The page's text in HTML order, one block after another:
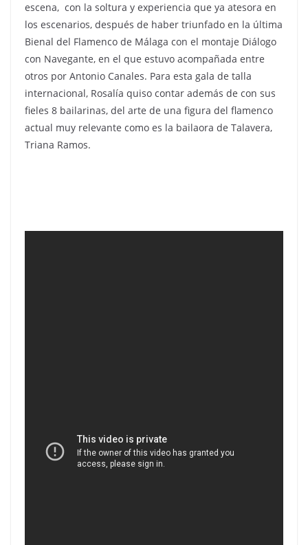
escena, con la soltura y experiencia que ya atesora en
los escenarios, después de haber triunfado en la última
Bienal del Flamenco de Málaga con el montaje Diálogo
con Navegante, en el que estuvo acompañada entre
otros por Antonio Canales. Para esta gala de talla
internacional, Rosalía quiso contar además de con sus
fieles 8 bailarinas, del arte de una figura del flamenco
actual muy relevante como es la bailaora de Talavera,
Triana Ramos.